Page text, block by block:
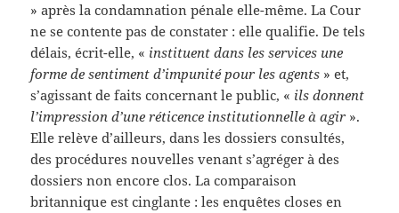
» après la condamnation pénale elle-même. La Cour
ne se contente pas de constater : elle qualifie. De tels
délais, écrit-elle, « instituent dans les services une
forme de sentiment d’impunité pour les agents » et,
s’agissant de faits concernant le public, « ils donnent
l’impression d’une réticence institutionnelle à agir ».
Elle relève d’ailleurs, dans les dossiers consultés,
des procédures nouvelles venant s’agréger à des
dossiers non encore clos. La comparaison
britannique est cinglante : les enquêtes closes en